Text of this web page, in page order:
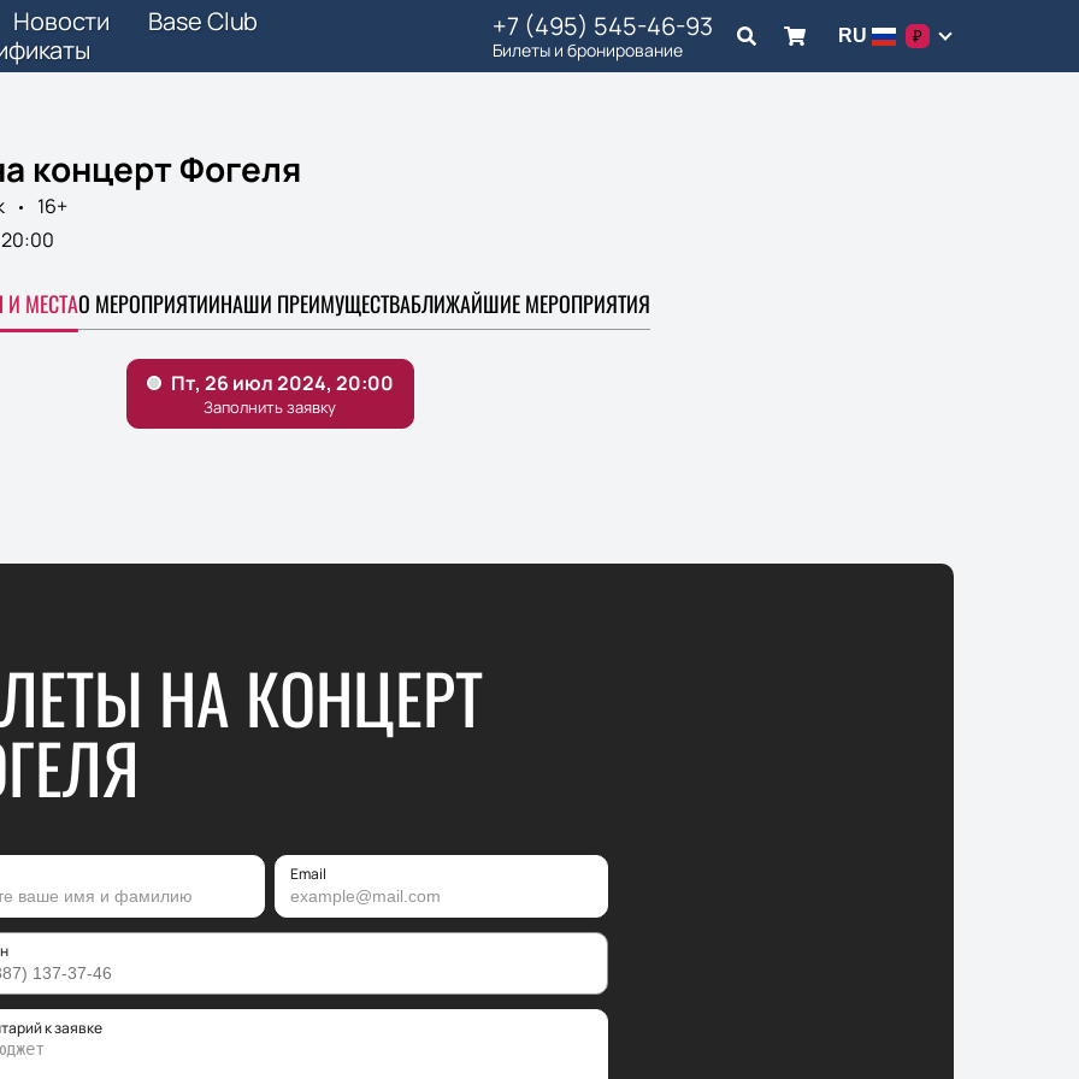
Новости
Base Club
+7 (495) 545-46-93
Билеты и бронирование
RU ₽
концерт Фогеля
16+
20:00
МЕСТАО МЕРОПРИЯТИИНАШИ ПРЕИМУЩЕСТВАБЛИЖАЙШИЕ МЕРОПРИЯТИЯ
НА КОНЦЕРТ
Email
к заявке